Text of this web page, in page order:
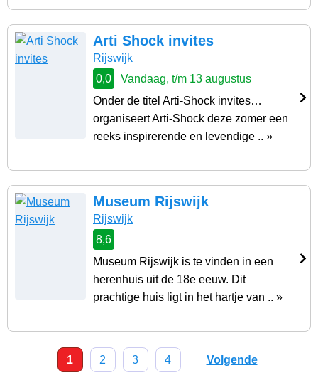
Arti Shock invites
Rijswijk
0,0
Vandaag, t/m 13 augustus
Onder de titel Arti-Shock invites…
organiseert Arti-Shock deze zomer een
reeks inspirerende en levendige .. »
Museum Rijswijk
Rijswijk
8,6
Museum Rijswijk is te vinden in een
herenhuis uit de 18e eeuw. Dit
prachtige huis ligt in het hartje van .. »
1 2 3 4 Volgende